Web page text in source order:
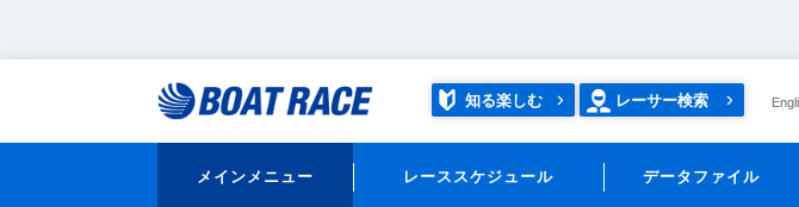
知る楽しむ レーサー検索
メインメニュー レーススケジュール データファイル